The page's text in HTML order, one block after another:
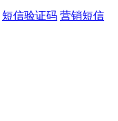
短信验证码 营销短信